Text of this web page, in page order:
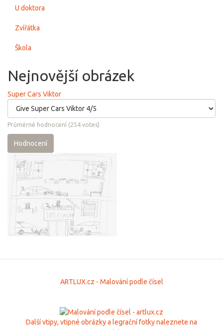
U doktora
Zvířátka
Škola
Nejnovější obrázek
Super Cars Viktor
Průměrné hodnocení (254 votes)
Hodnocení
ARTLUX.cz - Malování podle čísel
Další vtipy, vtipné obrázky a legrační fotky naleznete na